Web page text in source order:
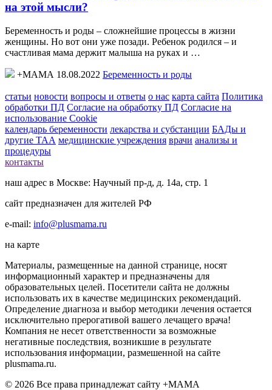
на этой мысли?
Беременность и роды – сложнейшие процессы в жизни
женщины. Но вот они уже позади. Ребенок родился – и
счастливая мама держит малыша на руках и …
+МАМА 18.08.2022 Беременность и роды
статьи новости вопросы и ответы о нас карта сайта Политика
обработки ПД Согласие на обработку ПД Согласие на
использование Cookie
календарь беременности лекарства и субстанции БАДы и
другие ТАА медицинские учреждения врачи анализы и
процедуры
контакты
наш адрес в Москве: Научный пр-д, д. 14а, стр. 1
сайт предназначен для жителей РФ
e-mail: info@plusmama.ru
на карте
Материалы, размещенные на данной странице, носят
информационный характер и предназначены для
образовательных целей. Посетители сайта не должны
использовать их в качестве медицинских рекомендаций.
Определение диагноза и выбор методики лечения остается
исключительно прерогативой вашего лечащего врача!
Компания не несет ответственности за возможные
негативные последствия, возникшие в результате
использования информации, размешенной на сайте
plusmama.ru.
© 2026 Все права принадлежат сайту +МАМА